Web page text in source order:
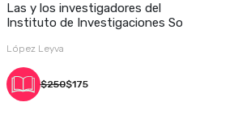
Las y los investigadores del
Instituto de Investigaciones So
López Leyva
$250$175